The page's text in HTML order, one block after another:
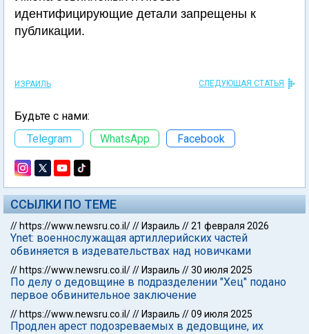
идентифицирующие детали запрещены к
публикации.
ИЗРАИЛЬ СЛЕДУЮЩАЯ СТАТЬЯ
Будьте с нами:
Telegram
WhatsApp Facebook
ССЫЛКИ ПО ТЕМЕ
// https://www.newsru.co.il/// Израиль //21 февраля 2026
Ynet: военнослужащая артиллерийских частей
обвиняется в издевательствах над новичками
// https://www.newsru.co.il/// Израиль //30 июля 2025
По делу о дедовщине в подразделении "Хец" подано
первое обвинительное заключение
// https://www.newsru.co.il/// Израиль //09 июля 2025
Продлен арест подозреваемых в дедовщине, их